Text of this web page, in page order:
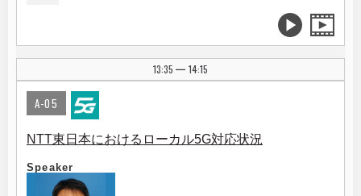
13:35 | 14:15
A-05
NTT東日本におけるローカル5G対応状況
Speaker